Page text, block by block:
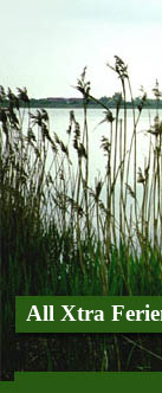
All Xtra